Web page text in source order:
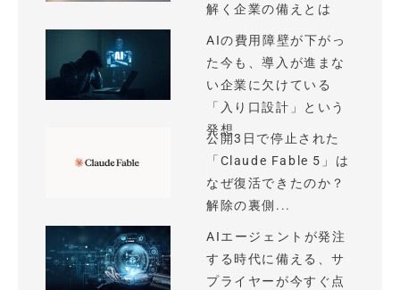
解く企業の備えとは
AIの費用障壁が下がっ
た今も、導入が進まな
い企業に欠けている
「入り口設計」という
発想
公開3日で停止された
「Claude Fable 5」は
なぜ復活できたのか？
解除の裏側...
AIエージェントが発注
する時代に備える、サ
プライヤーが今すぐ点